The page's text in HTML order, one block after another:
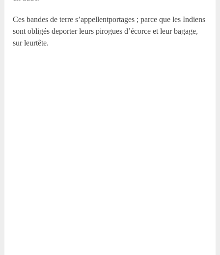
Ces bandes de terre s’appellentportages ; parce que les Indiens
sont obligés deporter leurs pirogues d’écorce et leur bagage,
sur leurtête.